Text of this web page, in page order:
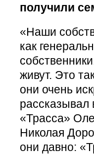
получили
«Наши
как
живут. Это
они очень
рассказывал
«Трасса»
Николая
они давно: